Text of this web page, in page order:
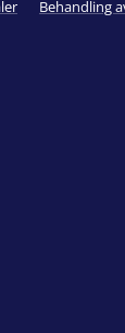
Behandling